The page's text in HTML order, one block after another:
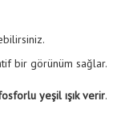
bir görünüm sağlar.
yeşil ışık verir.